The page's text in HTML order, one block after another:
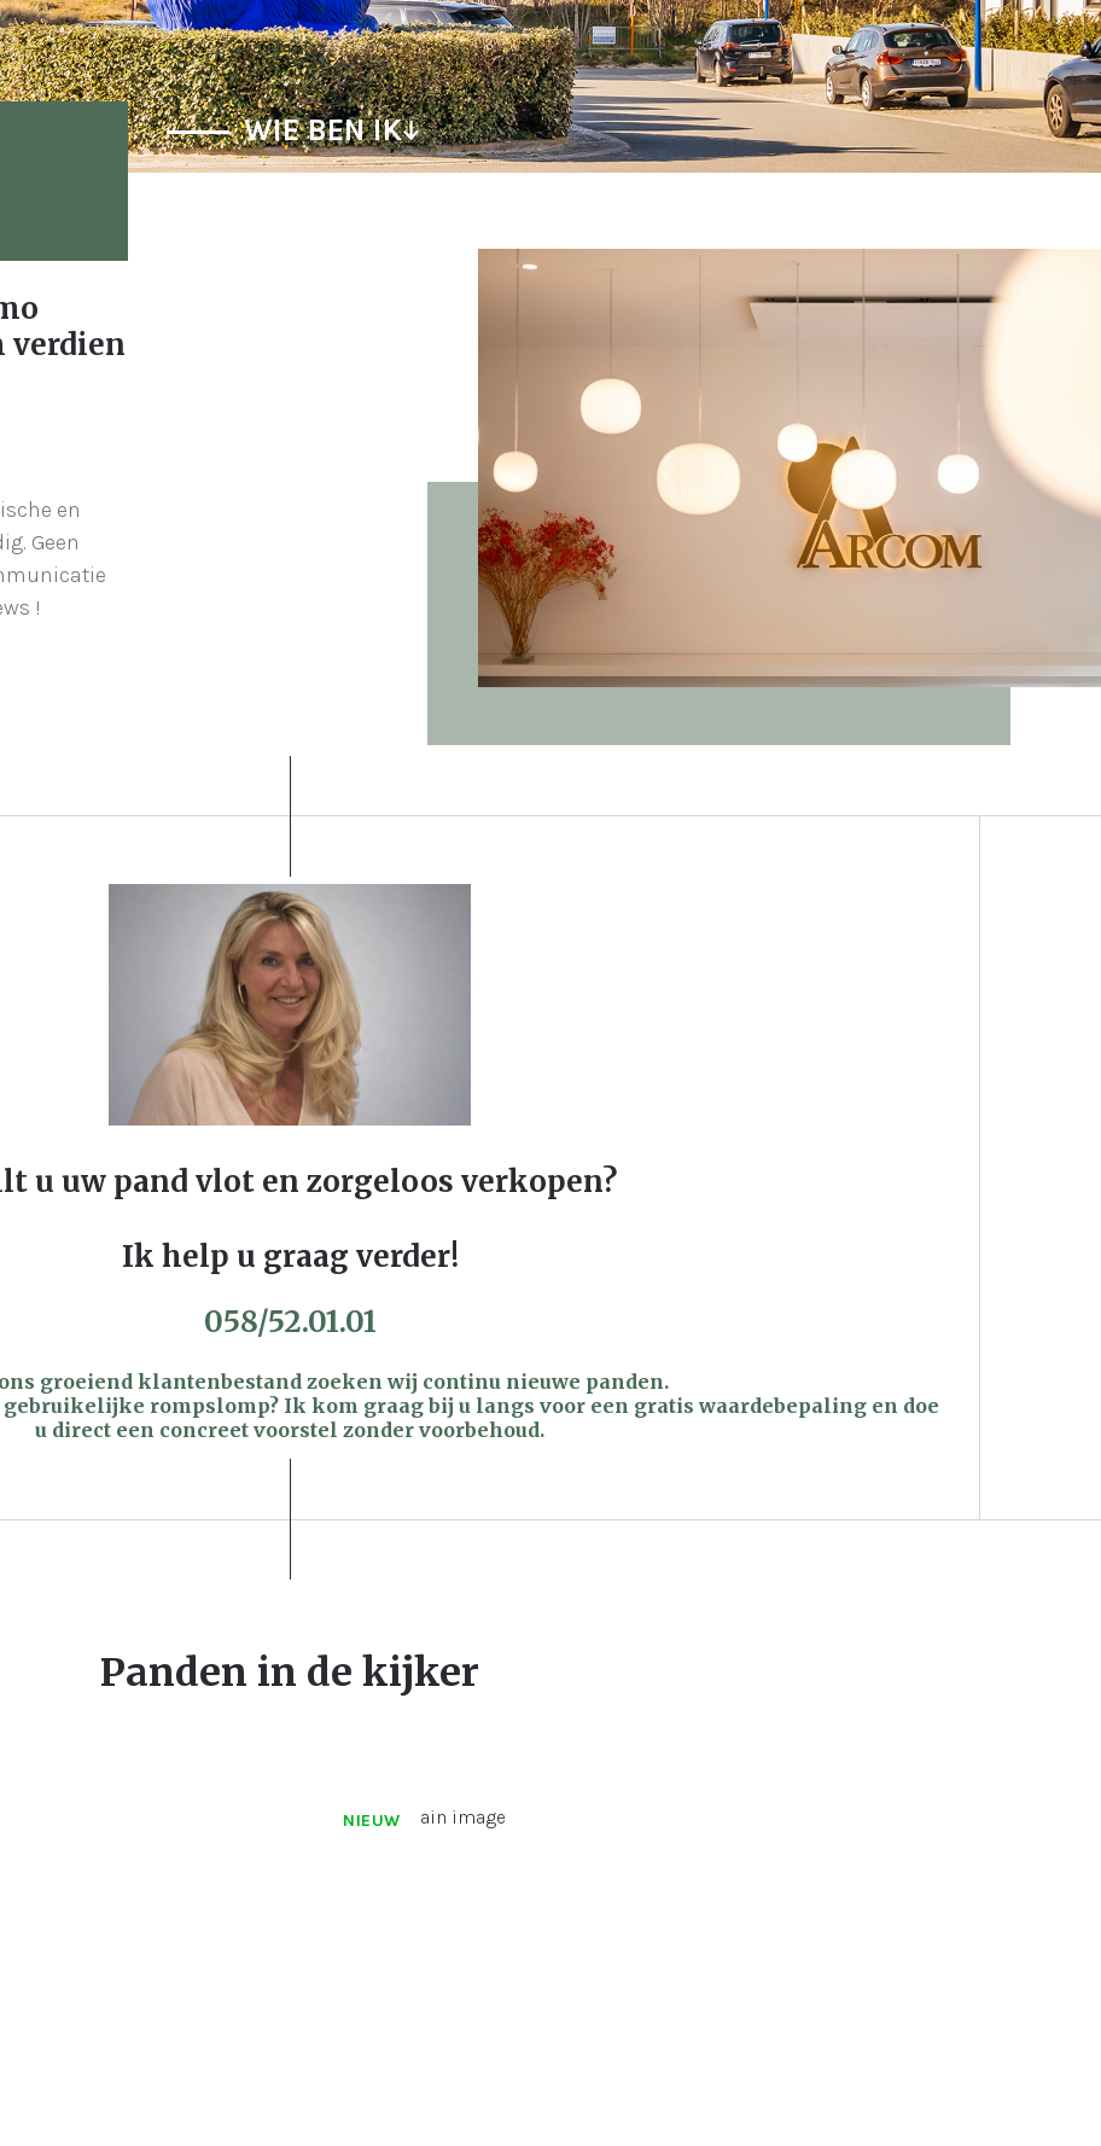
WIE BEN IK
verdien
en
Geen
!
u uw pand vlot en zorgeloos verkopen?
Ik help u graag verder!
058/52.01.01
groeiend klantenbestand zoeken wij continu nieuwe panden.
rompslomp? Ik kom graag bij u langs voor een gratis waardebepaling en doe
u direct een concreet voorstel zonder voorbehoud.
Panden in de kijker
NIEUW